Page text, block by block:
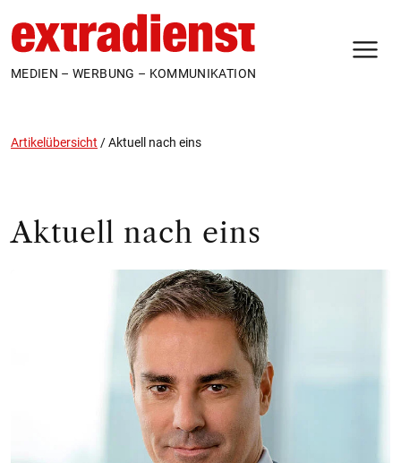
MEDIEN – WERBUNG – KOMMUNIKATION
Artikelübersicht /Aktuell nach eins
Aktuell nach eins